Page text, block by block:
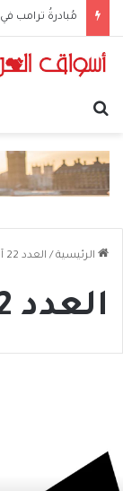
الحوثيون في
الرئيسية / العدد 22 آب 2014
العدد 22 آب 2014
أمام
تمدّد